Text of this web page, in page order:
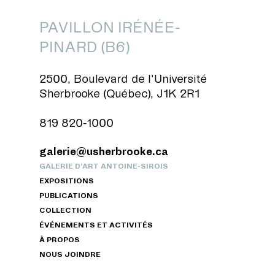
PAVILLON IRÉNÉE-
PINARD (B6)
2500, Boulevard de l'Université
Sherbrooke (Québec), J1K 2R1
819 820-1000
galerie@usherbrooke.ca
GALERIE D’ART ANTOINE-SIROIS
EXPOSITIONS
PUBLICATIONS
COLLECTION
ÉVÉNEMENTS ET ACTIVITÉS
À PROPOS
NOUS JOINDRE